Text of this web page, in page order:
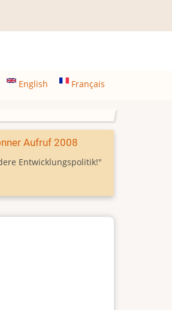
English Français
Aufruf 2008
Entwicklungspolitik!"